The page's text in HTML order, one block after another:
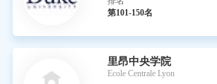
第101-150名
里昂中央学院
Ecole Centrale Lyon